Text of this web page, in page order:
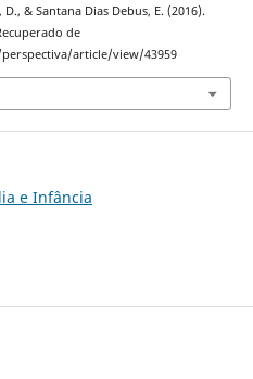
& Santana Dias Debus, E. (2016).
de
article/view/43959
e Infância